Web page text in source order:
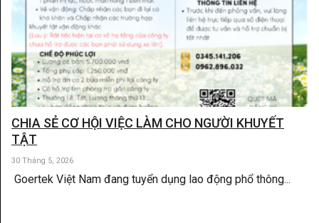
CHIA SẺ CƠ HỘI VIỆC LÀM CHO NGƯỜI KHUYẾT
TẬT
30 Tháng 5, 2026
Goertek Việt Nam đang tuyển dụng lao động phổ thông...